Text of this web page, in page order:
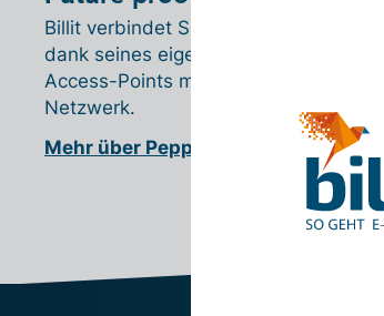
Billit verbindet Sie und Ihre Kunden
dank seines eigenen Billit Peppol-
Access-Points mit dem Peppol-
Netzwerk.
Mehr über Peppol